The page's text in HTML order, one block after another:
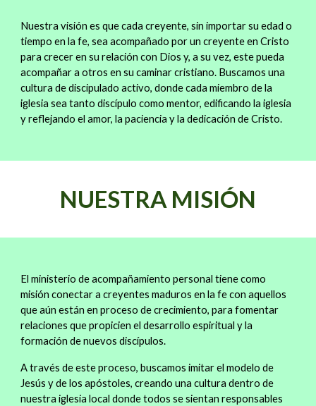
Nuestra visión es que cada creyente, sin importar su edad o
tiempo en la fe, sea acompañado por un creyente en Cristo
para crecer en su relación con Dios y, a su vez, este pueda
acompañar a otros en su caminar cristiano. Buscamos una
cultura de discipulado activo, donde cada miembro de la
iglesia sea tanto discípulo como mentor, edificando la iglesia
y reflejando el amor, la paciencia y la dedicación de Cristo.
NUESTRA MISIÓN
El ministerio de acompañamiento personal tiene como
misión conectar a creyentes maduros en la fe con aquellos
que aún están en proceso de crecimiento, para fomentar
relaciones que propicien el desarrollo espiritual y la
formación de nuevos discípulos.
A través de este proceso, buscamos imitar el modelo de
Jesús y de los apóstoles, creando una cultura dentro de
nuestra iglesia local donde todos se sientan responsables